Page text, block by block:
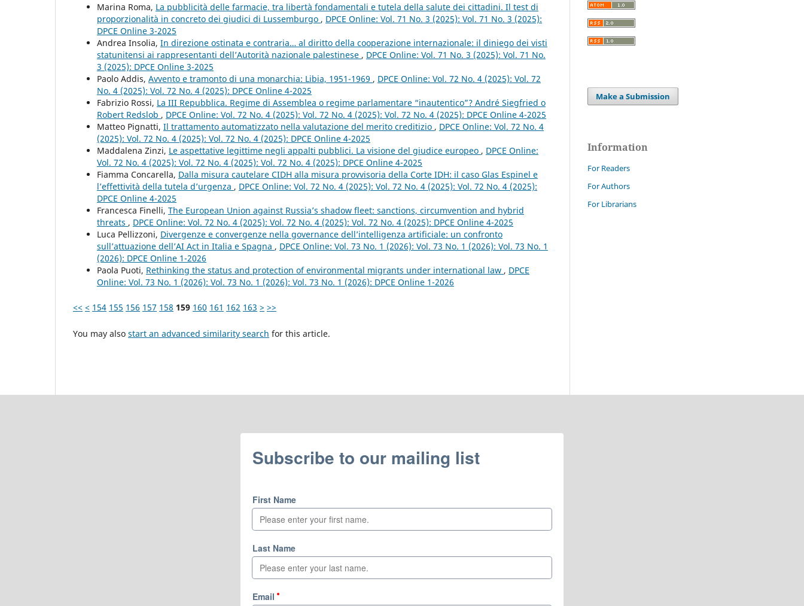
Marina Roma, La pubblicità delle farmacie, tra libertà fondamentali e tutela della salute dei cittadini. Il test di
proporzionalità in concreto dei giudici di Lussemburgo , DPCE Online: Vol. 71 No. 3 (2025): Vol. 71 No. 3 (2025):
DPCE Online 3-2025
Andrea Insolia, In direzione ostinata e contraria… al diritto della cooperazione internazionale: il diniego dei visti
statunitensi ai rappresentanti dell’Autorità nazionale palestinese , DPCE Online: Vol. 71 No. 3 (2025): Vol. 71 No.
3 (2025): DPCE Online 3-2025
Paolo Addis, Avvento e tramonto di una monarchia: Libia, 1951-1969 , DPCE Online: Vol. 72 No. 4 (2025): Vol. 72
No. 4 (2025): Vol. 72 No. 4 (2025): DPCE Online 4-2025
Fabrizio Rossi, La III Repubblica. Regime di Assemblea o regime parlamentare “inautentico”? André Siegfried o
Robert Redslob , DPCE Online: Vol. 72 No. 4 (2025): Vol. 72 No. 4 (2025): Vol. 72 No. 4 (2025): DPCE Online 4-2025
Matteo Pignatti, Il trattamento automatizzato nella valutazione del merito creditizio , DPCE Online: Vol. 72 No. 4
(2025): Vol. 72 No. 4 (2025): Vol. 72 No. 4 (2025): DPCE Online 4-2025
Maddalena Zinzi, Le aspettative legittime negli appalti pubblici. La visione del giudice europeo , DPCE Online:
Vol. 72 No. 4 (2025): Vol. 72 No. 4 (2025): Vol. 72 No. 4 (2025): DPCE Online 4-2025
Fiamma Concarella, Dalla misura cautelare CIDH alla misura provvisoria della Corte IDH: il caso Glas Espinel e
l’effettività della tutela d’urgenza , DPCE Online: Vol. 72 No. 4 (2025): Vol. 72 No. 4 (2025): Vol. 72 No. 4 (2025):
DPCE Online 4-2025
Francesca Finelli, The European Union against Russia’s shadow fleet: sanctions, circumvention and hybrid
threats , DPCE Online: Vol. 72 No. 4 (2025): Vol. 72 No. 4 (2025): Vol. 72 No. 4 (2025): DPCE Online 4-2025
Luca Pellizzoni, Divergenze e convergenze nella governance dell’intelligenza artificiale: un confronto
sull’attuazione dell’AI Act in Italia e Spagna , DPCE Online: Vol. 73 No. 1 (2026): Vol. 73 No. 1 (2026): Vol. 73 No. 1
(2026): DPCE Online 1-2026
Paola Puoti, Rethinking the status and protection of environmental migrants under international law , DPCE
Online: Vol. 73 No. 1 (2026): Vol. 73 No. 1 (2026): Vol. 73 No. 1 (2026): DPCE Online 1-2026
<< < 154 155 156 157 158 159 160 161 162 163 > >>
You may also start an advanced similarity search for this article.
Make a Submission
Information
For Readers
For Authors
For Librarians